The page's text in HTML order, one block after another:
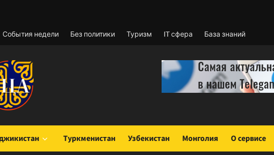
События недели Без политики Туризм IT сфера База знаний
Туркменистан Узбекистан Монголия О сервисе